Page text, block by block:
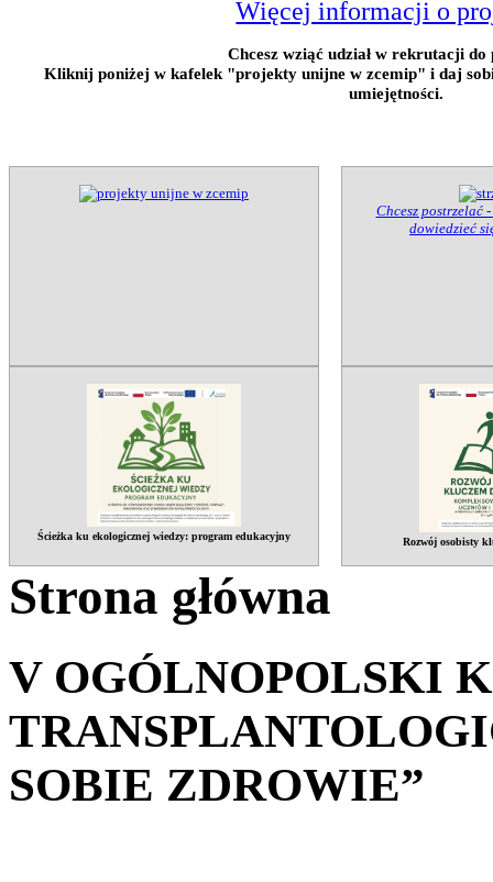
Więcej informacji o
Chcesz wziąć udział w rekrutacji
Kliknij poniżej w kafelek "projekty unijne w zcemip" i daj
umiejętności.
Chcesz postrzelać
dowiedzieć
Ścieżka ku ekologicznej wiedzy: program edukacyjny
Rozwój osobisty
Strona główna
V OGÓLNOPOLSKI
SOBIE ZDROWIE”